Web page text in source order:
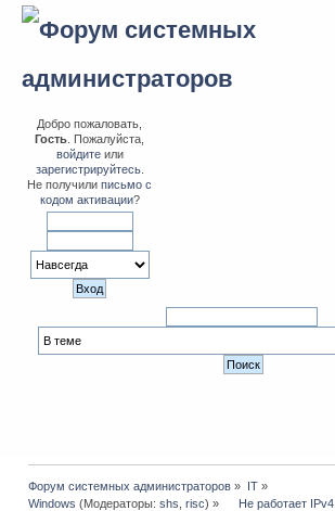
Добро пожаловать,
Гость . Пожалуйста,
войдитеили
зарегистрируйтесь.
Не получилиписьмо с
кодом активации?
Форум системных администраторов » IT»
Windows (Модераторы:shs ,risc) »
    Не работает IPv4